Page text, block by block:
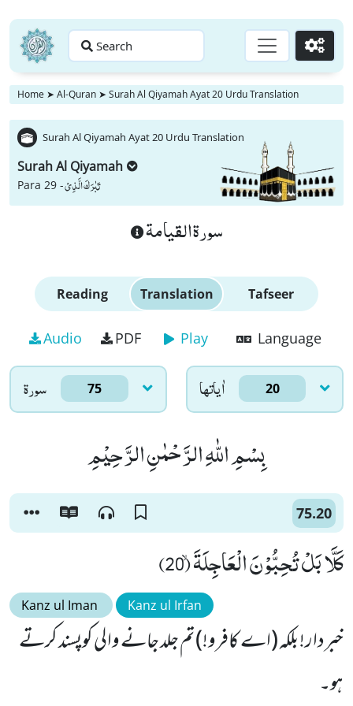
Search Go
Home ➤ Al-Quran ➤ Surah Al Qiyamah Ayat 20 Urdu Translation
Surah Al Qiyamah Ayat 20 Urdu Translation
Surah Al Qiyamah
Para 29 -تَبٰرَكَ الَّذِیْ
سورة القيامة
Reading Translation Tafseer
Audio PDF Play Language
سورۃ 75 اٰياتها 20
بِسْمِ اللّٰهِ الرَّحْمٰنِ الرَّحِیْمِ
75.20
كَلَّا بَلْ تُحِبُّوْنَ الْعَاجِلَةَۙ (20)
Kanz ul Iman Kanz ul Irfan
خبردار! بلکہ (اے کافرو!) تم جلد جانے والی کوپسند کرتے
ہو۔